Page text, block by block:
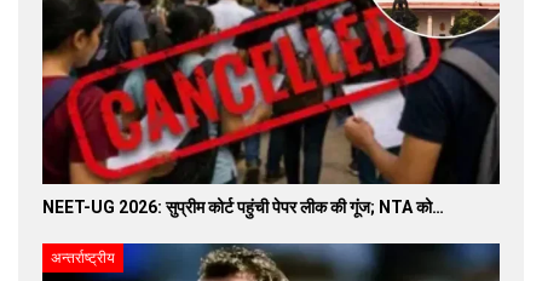
NEET-UG 2026: सुप्रीम कोर्ट पहुंची पेपर लीक की गूंज; NTA को…
अन्तर्राष्ट्रीय